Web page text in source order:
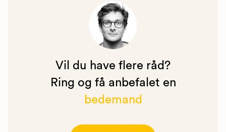
Vil du have flere råd?
Ring og få anbefalet en
bedemand